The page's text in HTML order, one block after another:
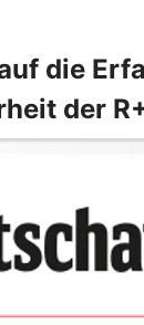
die
der